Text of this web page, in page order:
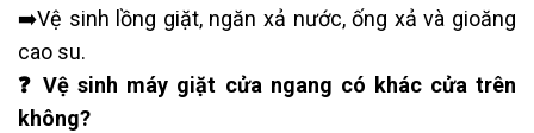
➡️Vệ sinh lồng giặt, ngăn xả nước, ống xả và gioăng
cao su.
❓ Vệ sinh máy giặt cửa ngang có khác cửa trên
không?